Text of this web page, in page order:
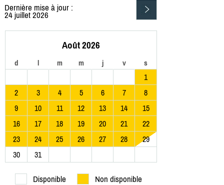
Dernière mise à jour :
24 juillet 2026
Août 2026
d l m m j v s
1
2
3 4 5 6 7
8
9
10 11 12 13 14
15
16
17 18 19 20 21
22
23
24 25 26 27 28
29
30
31
Disponible Non disponible